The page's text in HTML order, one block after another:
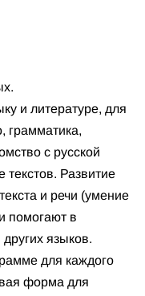
и литературе, для
грамматика,
с русской
текстов. Развитие
и речи (умение
помогают в
других языков.
для каждого
форма для